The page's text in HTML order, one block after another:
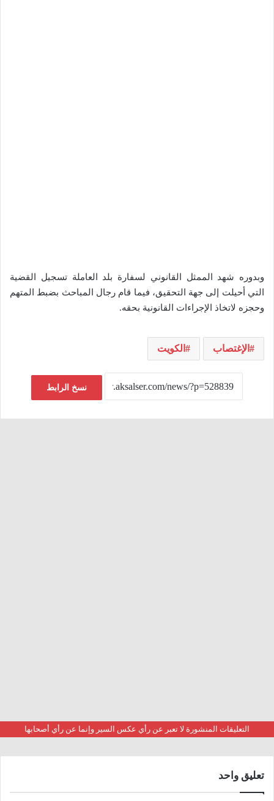
وبدوره شهد الممثل القانوني لسفارة بلد العاملة تسجيل القضية
التي أحيلت إلى جهة التحقيق، فيما قام رجال المباحث بضبط المتهم
وحجزه لاتخاذ الإجراءات القانونية بحقه.
الإغتصاب الكويت
نسخ الرابط
التعليقات المنشورة لا تعبر عن رأي عكس السير وإنما عن رأي أصحابها
تعليق واحد